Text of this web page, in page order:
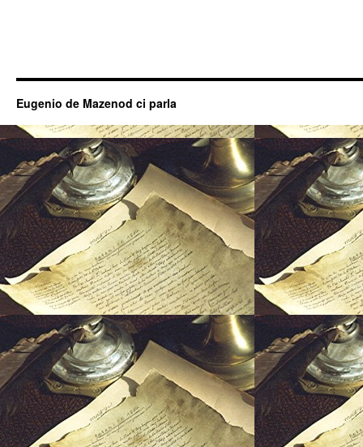
Eugenio de Mazenod ci parla